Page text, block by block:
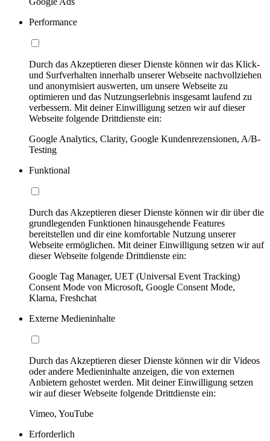
Performance
Durch das Akzeptieren dieser Dienste können wir das Klick-
und Surfverhalten innerhalb unserer Webseite nachvollziehen
und anonymisiert auswerten, um unsere Webseite zu
optimieren und das Nutzungserlebnis insgesamt laufend zu
verbessern. Mit deiner Einwilligung setzen wir auf dieser
Webseite folgende Drittdienste ein:
Google Analytics, Clarity, Google Kundenrezensionen, A/B-
Testing
Funktional
Durch das Akzeptieren dieser Dienste können wir dir über die
grundlegenden Funktionen hinausgehende Features
bereitstellen und dir eine komfortable Nutzung unserer
Webseite ermöglichen. Mit deiner Einwilligung setzen wir auf
dieser Webseite folgende Drittdienste ein:
Google Tag Manager, UET (Universal Event Tracking)
Consent Mode von Microsoft, Google Consent Mode,
Klarna, Freshchat
Externe Medieninhalte
Durch das Akzeptieren dieser Dienste können wir dir Videos
oder andere Medieninhalte anzeigen, die von externen
Anbietern gehostet werden. Mit deiner Einwilligung setzen
wir auf dieser Webseite folgende Drittdienste ein:
Vimeo, YouTube
Erforderlich